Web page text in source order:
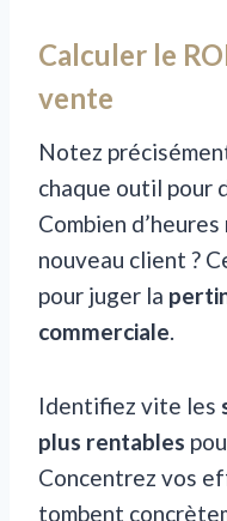
Calculer le
vente
Notez
chaque outil pour
Combien
nouveau client ?
pour juger la
commerciale.
Identifiez vite les
plus rentables
Concentrez vos
tombent